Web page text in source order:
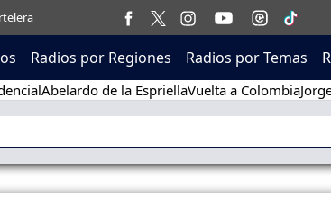
Radios por Regiones Radios por Temas
Abelardo de la EspriellaVuelta a Colombia